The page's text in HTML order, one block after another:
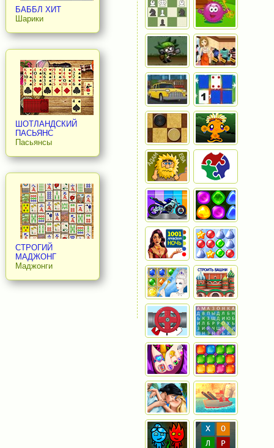
БАББЛ ХИТ
Шарики
ШОТЛАНДСКИЙ
ПАСЬЯНС
Пасьянсы
СТРОГИЙ
МАДЖОНГ
Маджонги